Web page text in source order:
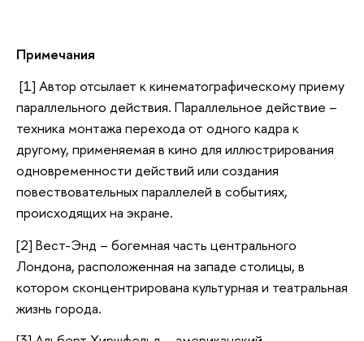
Примечания
[1] Автор отсылает к кинематографическому приему
параллельного действия. Параллельное действие –
техника монтажа перехода от одного кадра к
другому, применяемая в кино для иллюстрирования
одновременности действий или создания
повествовательных параллелей в событиях,
происходящих на экране.
[2] Вест-Энд – богемная часть центрального
Лондона, расположенная на западе столицы, в
котором сконцентрирована культурная и театральная
жизнь города.